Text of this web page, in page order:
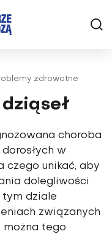
zdrowotne
choroba
w
czego unikać, aby
dolegliwości
tym dziale
związanych
można tego